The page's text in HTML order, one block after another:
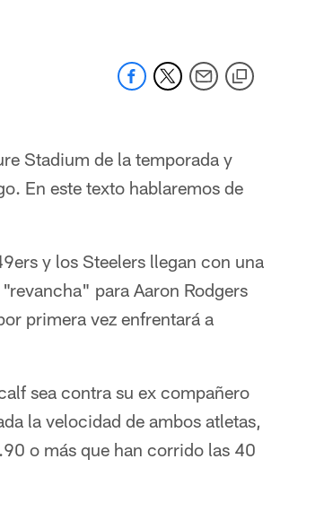
Stadium de la temporada y
En este texto hablaremos de
y los Steelers llegan con una
para Aaron Rodgers
primera vez enfrentará a
sea contra su ex compañero
la velocidad de ambos atletas,
o más que han corrido las 40